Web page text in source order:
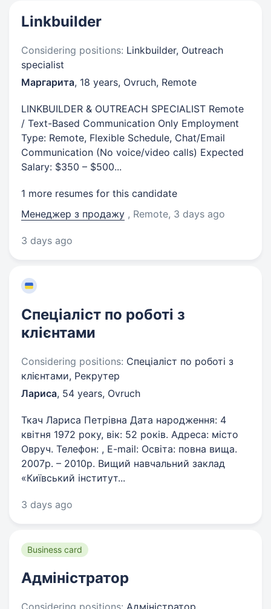
Linkbuilder
Considering positions: Linkbuilder, Outreach
specialist
Маргарита, 18 years, Ovruch, Remote
LINKBUILDER & OUTREACH SPECIALIST Remote
/ Text-Based Communication Only Employment
Type: Remote, Flexible Schedule, Chat/Email
Communication (No voice/video calls) Expected
Salary: $350 – $500...
1 more resumes for this candidate
Менеджер з продажу , Remote, 3 days ago
3 days ago
Спеціаліст по роботі з
клієнтами
Considering positions: Спеціаліст по роботі з
клієнтами, Рекрутер
Лариса, 54 years, Ovruch
Ткач Лариса Петрівна Дата народження: 4
квітня 1972 року, вік: 52 років. Адреса: місто
Овруч. Телефон: , E-mail: Освіта: повна вища.
2007р. – 2010р. Вищий навчальний заклад
«Київський інститут...
3 days ago
Business card
Адміністратор
Considering positions: Адміністратор,